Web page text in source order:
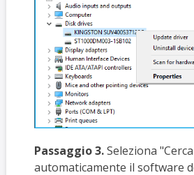
Passaggio 3.Seleziona "Cerca
automaticamente il software